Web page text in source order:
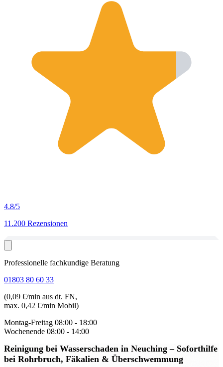
4.8/5
11.200 Rezensionen
Professionelle fachkundige Beratung
01803 80 60 33
(0,09 €/min aus dt. FN,
max. 0,42 €/min Mobil)
Montag-Freitag 08:00 - 18:00
Wochenende 08:00 - 14:00
Reinigung bei Wasserschaden in Neuching– Soforthilfe
bei Rohrbruch, Fäkalien & Überschwemmung